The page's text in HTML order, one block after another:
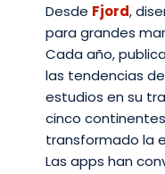
Desde Fjord,
para grandes
Cada año,
las tendencias
estudios en su
cinco
transformado la
Las apps han